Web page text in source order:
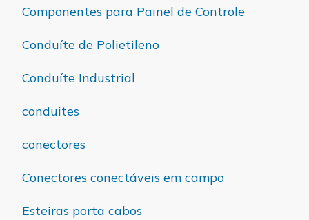
Componentes para Painel de Controle
Conduíte de Polietileno
Conduíte Industrial
conduites
conectores
Conectores conectáveis em campo
Esteiras porta cabos